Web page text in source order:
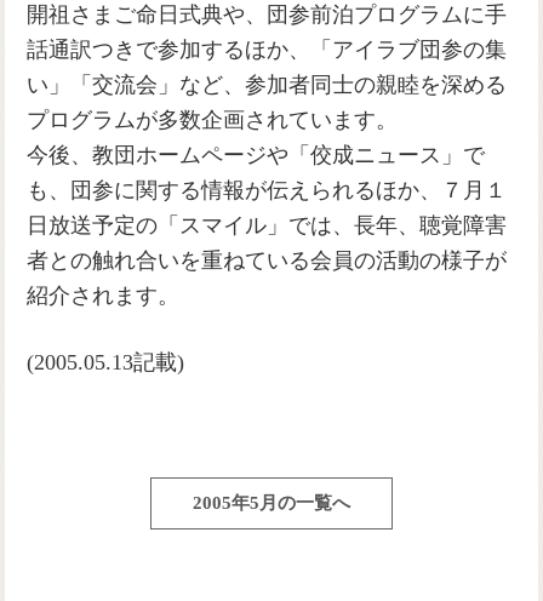
開祖さまご命日式典や、団参前泊プログラムに手
話通訳つきで参加するほか、「アイラブ団参の集
い」「交流会」など、参加者同士の親睦を深める
プログラムが多数企画されています。
今後、教団ホームページや「佼成ニュース」で
も、団参に関する情報が伝えられるほか、７月１
日放送予定の「スマイル」では、長年、聴覚障害
者との触れ合いを重ねている会員の活動の様子が
紹介されます。
(2005.05.13記載)
2005年5月の一覧へ